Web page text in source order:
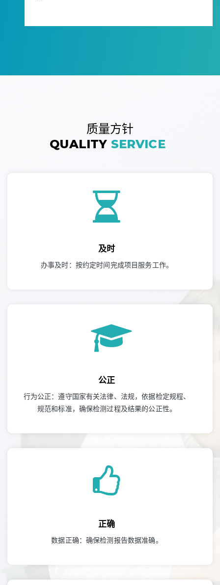
质量方针
QUALITY SERVICE
及时
办事及时：按约定时间完成项目服务工作。
公正
行为公正：遵守国家有关法律、法规，依据检定规程、
规范和标准，确保检测过程及结果的公正性。
正确
数据正确：确保检测报告数据准确。